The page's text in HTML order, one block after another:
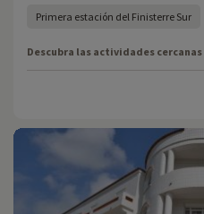
Primera estación del Finisterre Sur
Descubra las actividades cercanas